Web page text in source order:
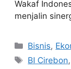
Wakaf
menjalin
Kategori
Bisnis,
Tag
BI Cirebon,